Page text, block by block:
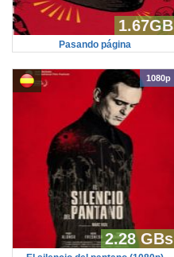
1.67GB
Pasando página
1080p
2.28 GBs